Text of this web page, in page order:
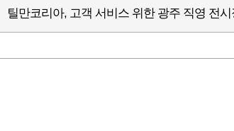
틸만코리아, 고객 서비스 위한 광주 직영 전